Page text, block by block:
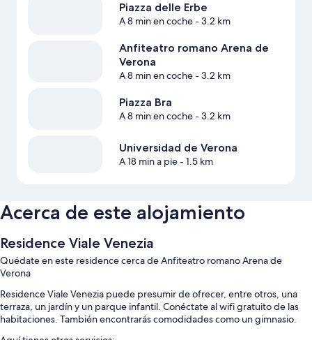
Piazza delle Erbe
A 8 min en coche- 3.2 km
Anfiteatro romano Arena de
Verona
A 8 min en coche- 3.2 km
Piazza Bra
A 8 min en coche- 3.2 km
Universidad de Verona
A 18 min a pie- 1.5 km
Acerca de este alojamiento
Residence Viale Venezia
Quédate en este residence cerca de Anfiteatro romano Arena de
Verona
Residence Viale Venezia puede presumir de ofrecer, entre otros, una
terraza, un jardín y un parque infantil. Conéctate al wifi gratuito de las
habitaciones. También encontrarás comodidades como un gimnasio.